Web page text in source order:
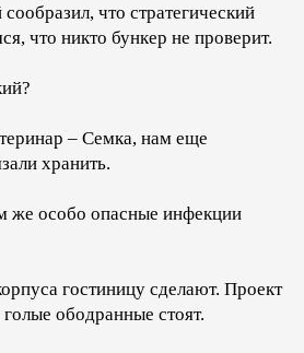
что стратегический
что никто бункер не проверит.
– Семка, нам еще
хранить.
же особо опасные инфекции
гостиницу сделают. Проект
ободранные стоят.